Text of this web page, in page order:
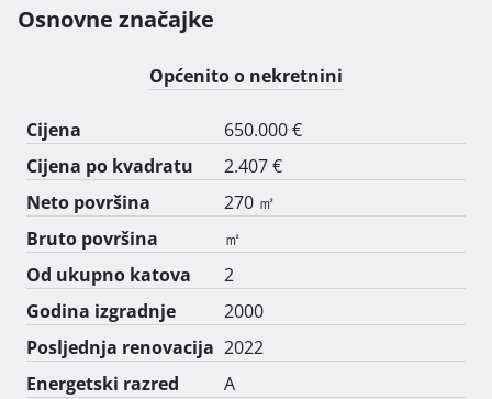
S druge strane kuće nalazi se ulaz koji vodi do gornjeg
kata gdje se nalazi prostrani dnevni boravak, s
izlaskom na terasu i pogledom na more. Kuhinja s
blagovaonicom,dvije spavaće sobe,dvije kupaonice te
ostava.
Veliko dvorište,roštilj i sjenica pružaju prostor za
uživanje.
Kupac ne plaća agencijsku proviziju.
Za sve upite zvati na 091/6091696
Osnovne značajke
Općenito o nekretnini
Cijena
650.000 €
Cijena po kvadratu
2.407 €
Neto površina
270 ㎡
Bruto površina
㎡
Od ukupno katova
2
Godina izgradnje
2000
Posljednja renovacija 2022
Energetski razred
A